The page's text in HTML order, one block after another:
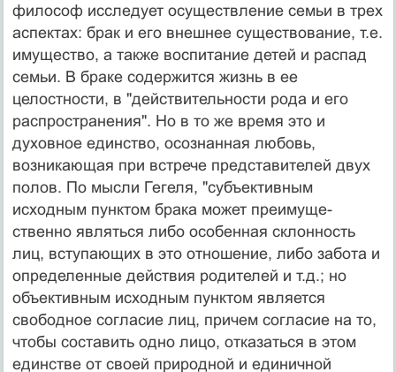
философ исследует осуществление семьи в трех
аспектах: брак и его внешнее существование, т.е.
имущество, а также воспитание детей и распад
семьи. В браке содержится жизнь в ее
целостности, в "действительности рода и его
распространения". Но в то же время это и
духовное единство, осознанная любовь,
возникающая при встре­че представителей двух
полов. По мысли Гегеля, "субъ­ективным
исходным пунктом брака может преимуще­
ственно являться либо особенная склонность
лиц, вступающих в это отношение, либо забота и
опреде­ленные действия родителей и т.д.; но
объективным ис­ходным пунктом является
свободное согласие лиц, причем согласие на то,
чтобы составить одно лицо, от­казаться в этом
единстве от своей природной и единич­ной